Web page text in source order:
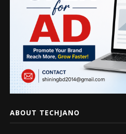
ABOUT TECHJANO